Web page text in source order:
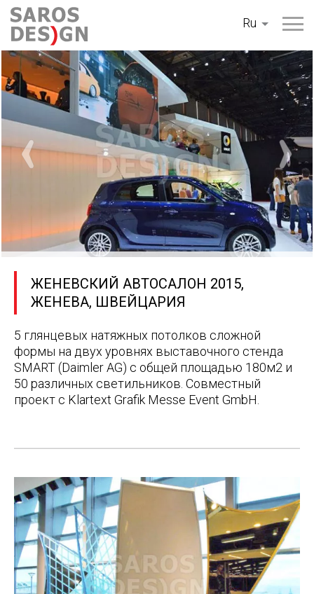
Перейти
содержанию
Ru
ЖЕНЕВСКИЙ АВТОСАЛОН 2015,
ЖЕНЕВА, ШВЕЙЦАРИЯ
5 глянцевых натяжных потолков сложной
формы на двух уровнях выставочного стенда
SMART (Daimler AG) с общей площадью 180м2 и
50 различных светильников. Совместный
проект с Klartext Grafik Messe Event GmbH.
navigation